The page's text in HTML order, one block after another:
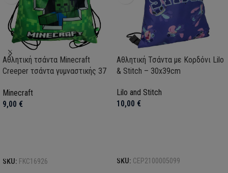
Αθλητική τσάντα Minecraft
Creeper τσάντα γυμναστικής 37
Minecraft
9,00 €
SKU: FKC16926
Αθλητική Τσάντα με Κορδόνι Lilo
& Stitch – 30x39cm
Lilo and Stitch
10,00 €
SKU: CEP2100005099